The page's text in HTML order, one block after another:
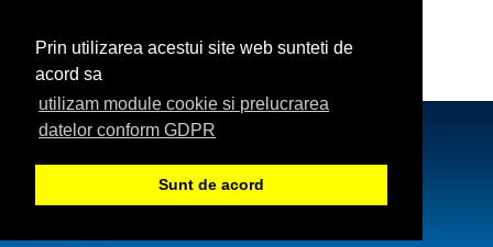
Prin utilizarea acestui site web sunteti de
acord sa
utilizam module cookie si prelucrarea
datelor conform GDPR
Sunt de acord